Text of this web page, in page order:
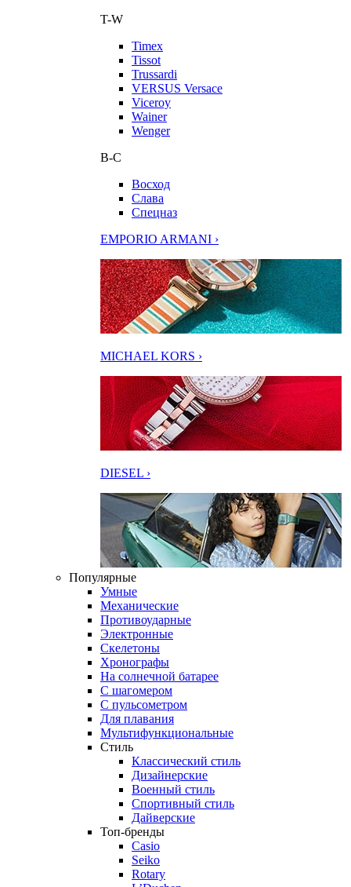
T-W
Timex
Tissot
Trussardi
VERSUS Versace
Viceroy
Wainer
Wenger
В-С
Восход
Слава
Спецназ
EMPORIO ARMANI ›
MICHAEL KORS ›
DIESEL ›
Популярные
Умные
Механические
Противоударные
Электронные
Скелетоны
Хронографы
На солнечной батарее
С шагомером
С пульсометром
Для плавания
Мультифункциональные
Стиль
Классический стиль
Дизайнерские
Военный стиль
Спортивный стиль
Дайверские
Топ-бренды
Casio
Seiko
Rotary